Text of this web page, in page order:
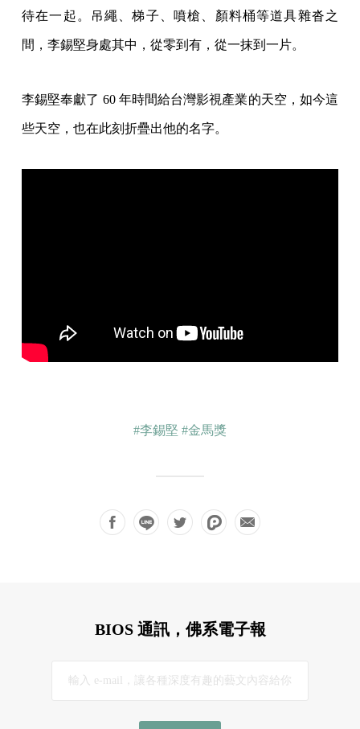
待在一起。吊繩、梯子、噴槍、顏料桶等道具雜沓之
間，李錫堅身處其中，從零到有，從一抹到一片。
李錫堅奉獻了 60 年時間給台灣影視產業的天空，如今這
些天空，也在此刻折疊出他的名字。
#李錫堅 #金馬獎
BIOS 通訊，佛系電子報